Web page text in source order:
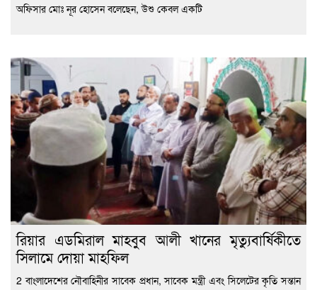
অফিসার মোঃ নূর হোসেন বলেছেন, উশু কেবল একটি
রিয়ার এডমিরাল মাহবুব আলী খানের মৃত্যুবার্ষিকীতে
সিলামে দোয়া মাহফিল
2 বাংলাদেশের নৌবাহিনীর সাবেক প্রধান, সাবেক মন্ত্রী এবং সিলেটের কৃতি সন্তান